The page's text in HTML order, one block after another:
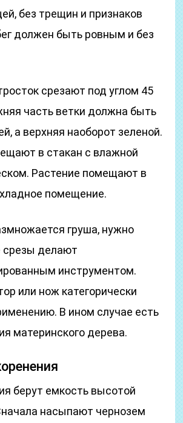
без трещин и признаков
должен быть ровным и без
срезают под углом 45
часть ветки должна быть
а верхняя наоборот зеленой.
в стакан с влажной
Растение помещают в
помещение.
груша, нужно
срезы делают
инструментом.
или нож категорически
В ином случае есть
материнского дерева.
берут емкость высотой
насыпают чернозем